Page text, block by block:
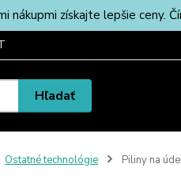
získajte lepšie ceny.
Hľadať
Ostatné technológie Piliny na